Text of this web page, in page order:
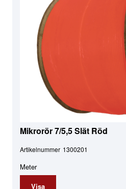
Mikrorör 7/5,5 Slät Röd
Artikelnummer 1300201
Meter
Visa